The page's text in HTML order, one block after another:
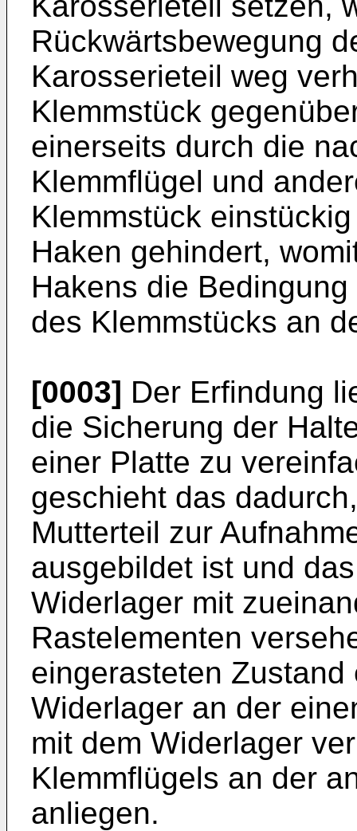
Rückwärtsbewegung
Karosserieteil weg
Klemmstück
einerseits durch die
Klemmflügel und
Klemmstück
Haken gehindert,
Hakens die
des Klemmstücks an
[0003] Der Erfindung
die Sicherung der
einer Platte zu
geschieht das
Mutterteil zur
ausgebildet ist und
Widerlager mit
Rastelementen
eingerasteten
Widerlager an der
mit dem Widerlager
Klemmflügels an der
anliegen.